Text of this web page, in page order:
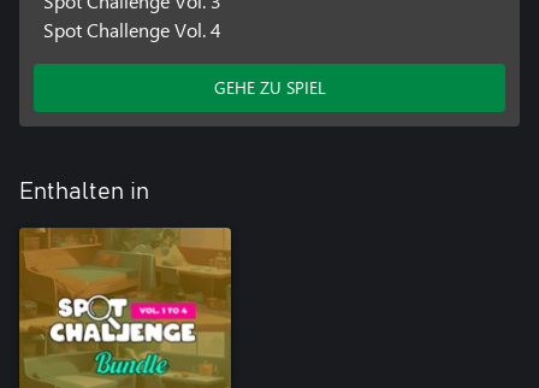
Spot Challenge Vol. 4
GEHE ZU SPIEL
Enthalten in